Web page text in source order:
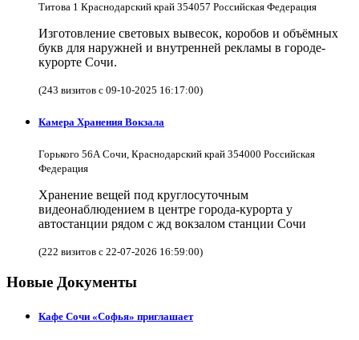
Титова 1 Краснодарский край 354057 Российская Федерация
Изготовление световых вывесок, коробов и объёмных
букв для наружней и внутренней рекламы в городе-
курорте Сочи.
(243 визитов с 09-10-2025 16:17:00)
Камера Хранения Вокзала
Горького 56А Сочи, Краснодарский край 354000 Российская
Федерация
Хранение вещей под круглосуточным
видеонаблюдением в центре города-курорта у
автостанции рядом с жд вокзалом станции Сочи
(222 визитов с 22-07-2026 16:59:00)
Новые Документы
Кафе Сочи «Софья» приглашает